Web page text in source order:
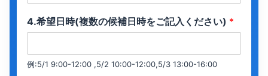
4.希望日時(複数の候補日時をご記入ください) *
例:5/1 9:00-12:00 ,5/2 10:00-12:00,5/3 13:00-16:00